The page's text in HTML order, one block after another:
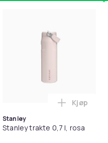
yoga og
QC 2 AE 2, AE 2i, AE 2w,
AG10 / LR1130 / LR54 / 189
Stanley
Stanley trakte 0,7 l, rosa
Legg
Kjøp